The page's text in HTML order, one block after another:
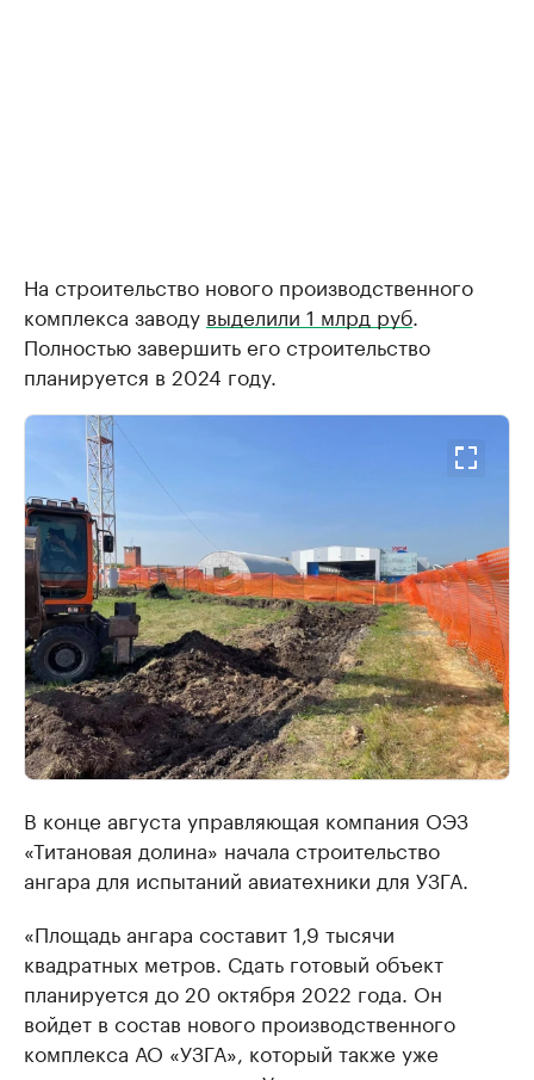
На строительство нового производственного
комплекса заводу выделили 1 млрд руб
Полностью завершить его строительство
планируется в 2024 году.
В конце августа управляющая компания ОЭЗ
«Титановая долина» начала строительство
ангара для испытаний авиатехники для УЗГА.
«Площадь ангара составит 1,9 тысячи
квадратных метров. Сдать готовый объект
планируется до 20 октября 2022 года. Он
войдет в состав нового производственного
комплекса АО «УЗГА», который также уже